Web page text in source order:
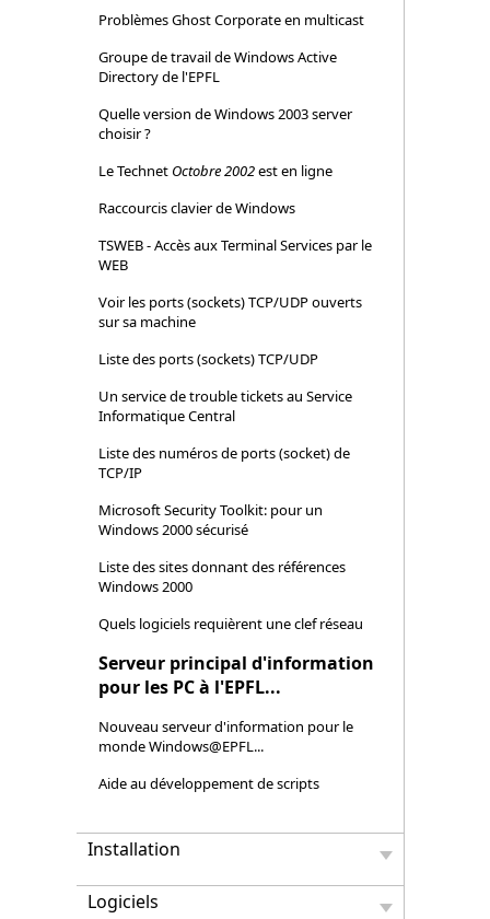
Problèmes Ghost Corporate en multicast
Groupe de travail de Windows Active
Directory de l'EPFL
Quelle version de Windows 2003 server
choisir ?
Le Technet Octobre 2002est en ligne
Raccourcis clavier de Windows
TSWEB - Accès aux Terminal Services par le
WEB
Voir les ports (sockets) TCP/UDP ouverts
sur sa machine
Liste des ports (sockets) TCP/UDP
Un service de trouble tickets au Service
Informatique Central
Liste des numéros de ports (socket) de
TCP/IP
Microsoft Security Toolkit: pour un
Windows 2000 sécurisé
Liste des sites donnant des références
Windows 2000
Quels logiciels requièrent une clef réseau
Serveur principal d'information
pour les PC à l'EPFL...
Nouveau serveur d'information pour le
monde Windows@EPFL...
Aide au développement de scripts
Installation
Logiciels